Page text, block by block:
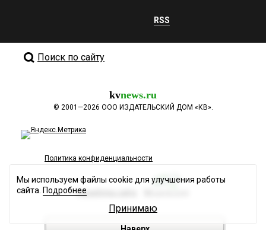
RSS
Поиск по сайту
kvnews.ru
© 2001—2026 ООО ИЗДАТЕЛЬСКИЙ ДОМ «КВ».
Политика конфиденциальности
Разработка сайта
Мы используем файлы cookie для улучшения работы
сайта. Подробнее
Принимаю